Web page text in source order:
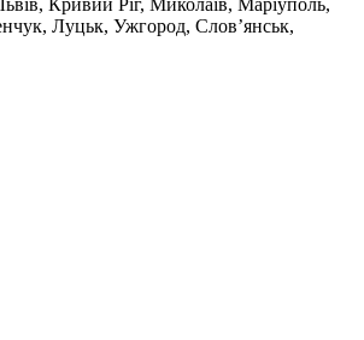
Луцьк, Ужгород, Слов’янськ,